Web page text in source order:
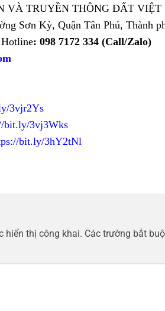
VÀ TRUYỀN THÔNG ĐẤT VIỆT
Sơn Kỳ, Quận Tân Phú, Thành
: 098 7172 334 (Call/Zalo)
3vjr2Ys
bit.ly/3vj3Wks
bit.ly/3hY2tNl
hiển thị công khai. Các trường bắt